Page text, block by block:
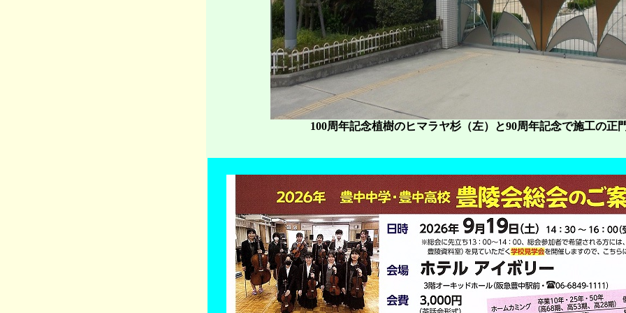
100周年記念植樹のヒマラヤ杉（左）と90周年記念で施工の正